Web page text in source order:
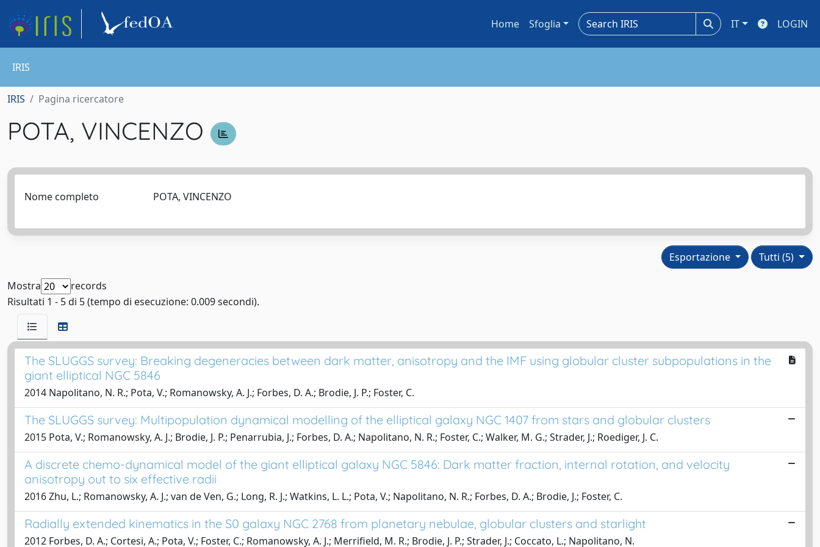
Home Sfoglia IT LOGIN
IRIS
IRIS Pagina ricercatore
POTA, VINCENZO
Nome completo POTA, VINCENZO
Tutti (5)
Esportazione
Mostra
records
Risultati 1 - 5 di 5 (tempo di esecuzione: 0.009 secondi).
The SLUGGS survey: Breaking degeneracies between dark matter, anisotropy and the IMF using globular cluster subpopulations in the
giant elliptical NGC 5846
2014 Napolitano, N. R.; Pota, V.; Romanowsky, A. J.; Forbes, D. A.; Brodie, J. P.; Foster, C.
The SLUGGS survey: Multipopulation dynamical modelling of the elliptical galaxy NGC 1407 from stars and globular clusters
2015 Pota, V.; Romanowsky, A. J.; Brodie, J. P.; Penarrubia, J.; Forbes, D. A.; Napolitano, N. R.; Foster, C.; Walker, M. G.; Strader, J.; Roediger, J. C.
A discrete chemo-dynamical model of the giant elliptical galaxy NGC 5846: Dark matter fraction, internal rotation, and velocity
anisotropy out to six effective radii
2016 Zhu, L.; Romanowsky, A. J.; van de Ven, G.; Long, R. J.; Watkins, L. L.; Pota, V.; Napolitano, N. R.; Forbes, D. A.; Brodie, J.; Foster, C.
Radially extended kinematics in the S0 galaxy NGC 2768 from planetary nebulae, globular clusters and starlight
2012 Forbes, D. A.; Cortesi, A.; Pota, V.; Foster, C.; Romanowsky, A. J.; Merrifield, M. R.; Brodie, J. P.; Strader, J.; Coccato, L.; Napolitano, N.